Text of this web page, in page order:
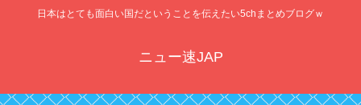
日本はとても面白い国だということを伝えたい5chまとめブログｗ
ニュー速JAP